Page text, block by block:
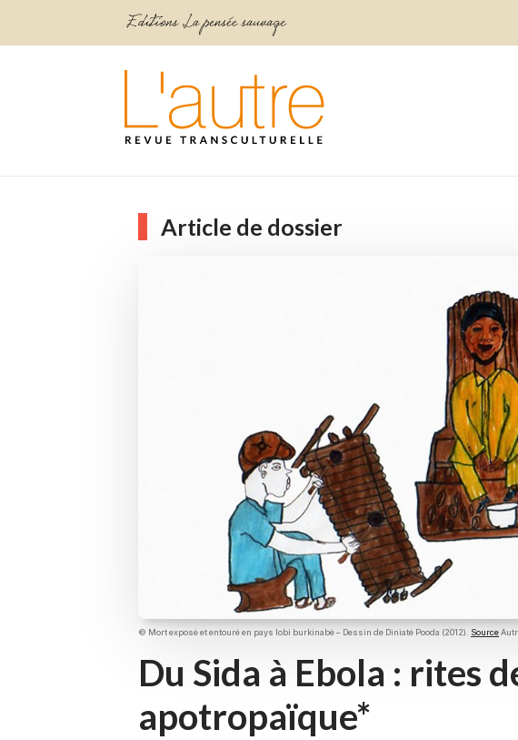
Article de dossier
© Mort exposé et entouré en pays lobi burkinabè – Dessin de Diniaté Pooda (2012). Source
Du Sida à Ebola : rites
apotropaïque*